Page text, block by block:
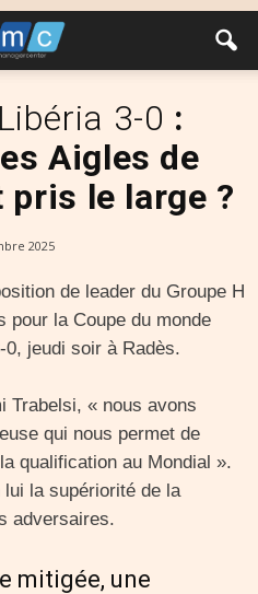
3-0 :
Aigles de
pris le large ?
2025
de leader du Groupe H
pour la Coupe du monde
jeudi soir à Radès.
Trabelsi, « nous avons
qui nous permet de
qualification au Mondial ».
la supériorité de la
adversaires.
mitigée, une